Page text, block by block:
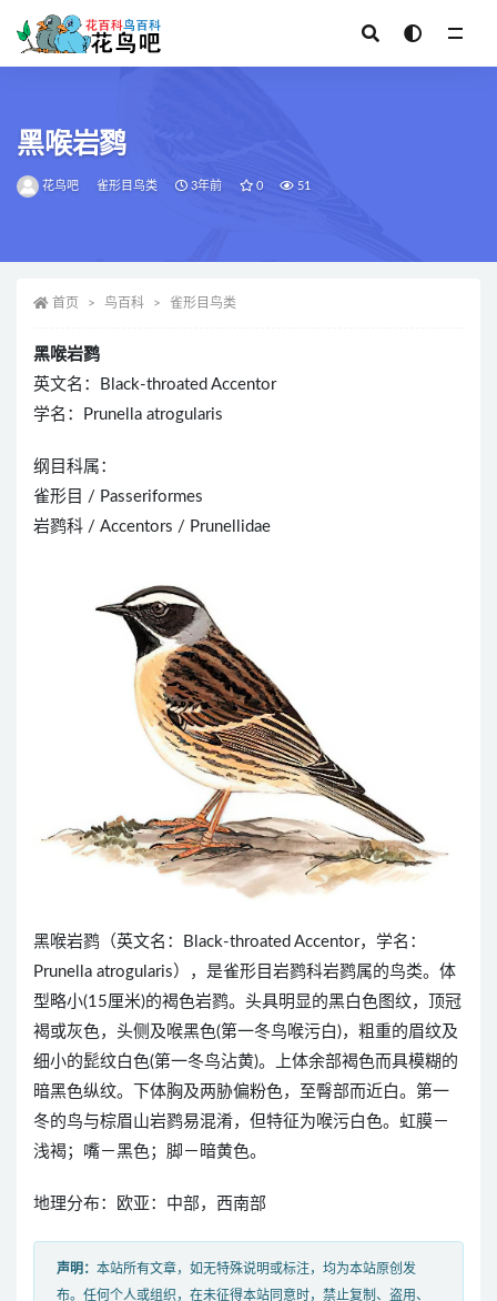
黑喉岩鹨
花鸟吧 雀形目鸟类 3年前 0 51
首页 鸟百科 雀形目鸟类
黑喉岩鹨
英文名：Black-throated Accentor
学名：Prunella atrogularis
纲目科属：
雀形目 / Passeriformes
岩鹨科 / Accentors / Prunellidae
黑喉岩鹨（英文名：Black-throated Accentor，学名：
Prunella atrogularis），是雀形目岩鹨科岩鹨属的鸟类。体
型略小(15厘米)的褐色岩鹨。头具明显的黑白色图纹，顶冠
褐或灰色，头侧及喉黑色(第一冬鸟喉污白)，粗重的眉纹及
细小的髭纹白色(第一冬鸟沾黄)。上体余部褐色而具模糊的
暗黑色纵纹。下体胸及两胁偏粉色，至臀部而近白。第一
冬的鸟与棕眉山岩鹨易混淆，但特征为喉污白色。虹膜－
浅褐；嘴－黑色；脚－暗黄色。
地理分布：欧亚：中部，西南部
声明： 本站所有文章，如无特殊说明或标注，均为本站原创发
布。任何个人或组织，在未征得本站同意时，禁止复制、盗用、